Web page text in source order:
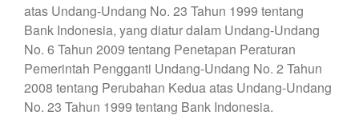
atas Undang-Undang No. 23 Tahun 1999 tentang
Bank Indonesia, yang diatur dalam Undang-Undang
No. 6 Tahun 2009 tentang Penetapan Peraturan
Pemerintah Pengganti Undang-Undang No. 2 Tahun
2008 tentang Perubahan Kedua atas Undang-Undang
No. 23 Tahun 1999 tentang Bank Indonesia.